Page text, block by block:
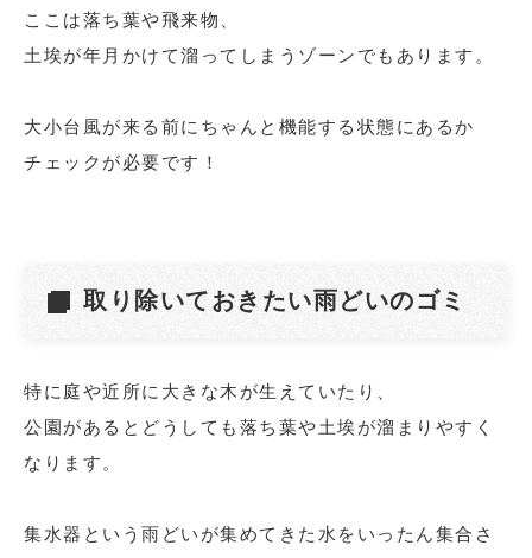
ここは落ち葉や飛来物、
土埃が年月かけて溜ってしまうゾーンでもあります。
大小台風が来る前にちゃんと機能する状態にあるか
チェックが必要です！
取り除いておきたい雨どいのゴミ
特に庭や近所に大きな木が生えていたり、
公園があるとどうしても落ち葉や土埃が溜まりやすく
なります。
集水器という雨どいが集めてきた水をいったん集合さ